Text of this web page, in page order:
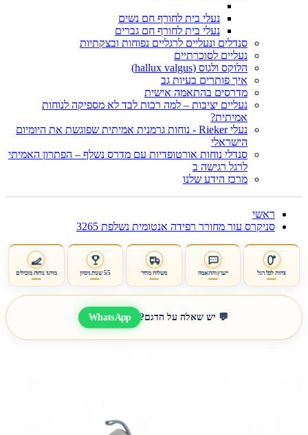
נעלי בית לחורף חם נשים
נעלי בית לחורף חם גברים
סנדלים ונעליים לרגליים נפוחות ובצקתיות
נעליים לסוכרתיים
הלוקס ולגוס (hallux valgus)
איך פותרים בעיות גב
מדרסים בהתאמה אישית
נעליים יציבות – למה רכות לבד לא מספיקה לנוחות
אמיתית?
נעלי Rieker - נוחות גרמנית אמיתית שפוגשת את היומיום
הישראלי
סנדלי נוחות אורטופדיות עם מדרס נשלף – הפתרון האמיתי
לרגל רגישה ב
מרכז הידע שלנו
ראשי
סניקרס עור מחורר רפידה אנטומית נשלפת 3265
נוחות לכל רגל ייעוץ והתאמה משלוח מהיר 55 שנות ניסיון מותגי נוחות מובילים
💬 יש שאלה על הדגם? WhatsApp